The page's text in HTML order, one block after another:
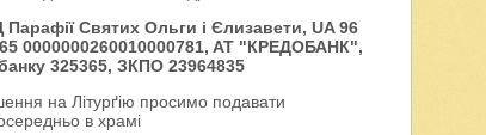
Парафії Святих Ольги і Єлизавети, UA 96
0000000260010000781, AT "КРЕДОБАНК",
325365, ЗКПО 23964835
на Літурґію просимо подавати
в храмі